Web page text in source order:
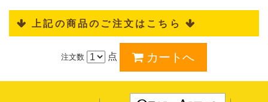
 上記の商品のご注文はこちら 
注文数 点